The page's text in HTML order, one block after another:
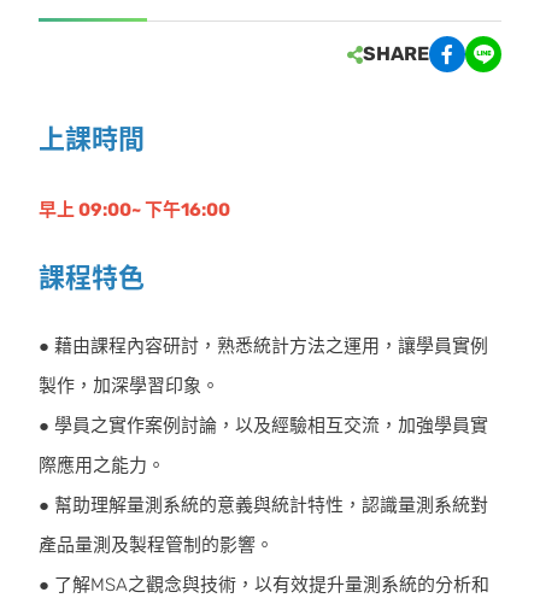
SHARE
上課時間
早上 09:00~ 下午16:00
課程特色
● 藉由課程內容研討，熟悉統計方法之運用，讓學員實例
製作，加深學習印象。
● 學員之實作案例討論，以及經驗相互交流，加強學員實
際應用之能力。
● 幫助理解量測系統的意義與統計特性，認識量測系統對
產品量測及製程管制的影響。
● 了解MSA之觀念與技術，以有效提升量測系統的分析和